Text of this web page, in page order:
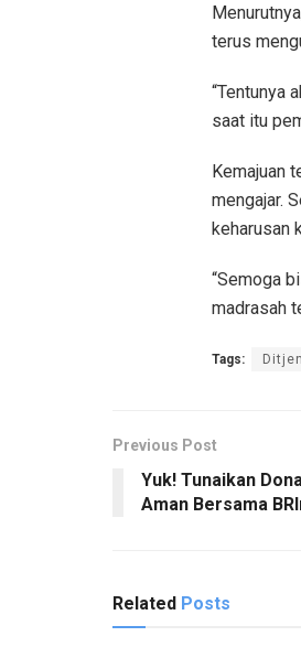
terus
“Tentunya
saat itu
Kemajuan
mengajar.
keharusan
“Semoga
madrasah
Tags:
Previous Post
Yuk! Tunaikan
Aman Bersama
Related Posts